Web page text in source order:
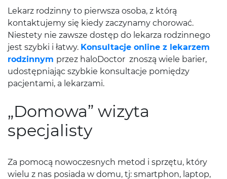
Lekarz rodzinny to pierwsza osoba, z którą
kontaktujemy się kiedy zaczynamy chorować.
Niestety nie zawsze dostęp do lekarza rodzinnego
jest szybki i łatwy. Konsultacje online z lekarzem
rodzinnym przez haloDoctor znoszą wiele barier,
udostępniając szybkie konsultacje pomiędzy
pacjentami, a lekarzami.
„Domowa” wizyta
specjalisty
Za pomocą nowoczesnych metod i sprzętu, który
wielu z nas posiada w domu, tj: smartphon, laptop,